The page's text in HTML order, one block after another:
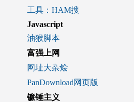
工具：HAM搜
Javascript
油猴脚本
富强上网
网址大杂烩
PanDownload网页版
镰锤主义